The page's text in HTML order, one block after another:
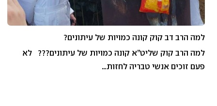
למה הרב דב קוק קונה כמויות של עיתונים?
למה הרב קוק שליט”א קונה כמויות של עיתונים??? לא
פעם זוכים אנשי טבריה לחזות…